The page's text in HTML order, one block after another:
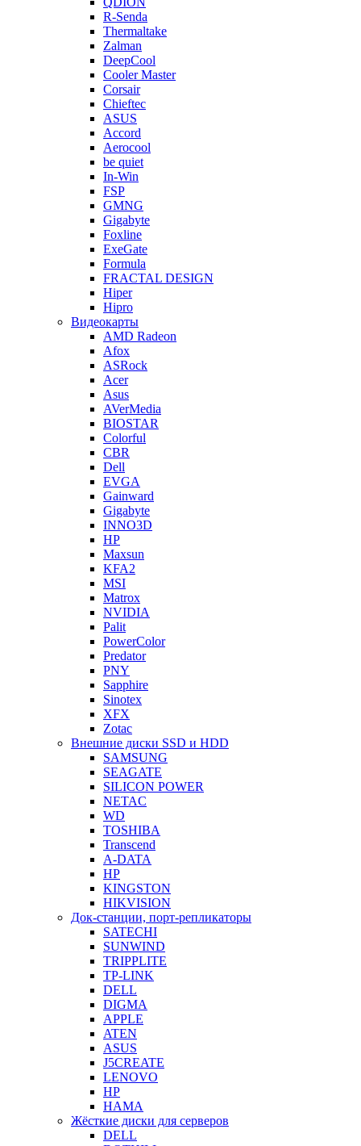
R-Senda
Thermaltake
Zalman
DeepCool
Cooler Master
Corsair
Chieftec
ASUS
Accord
Aerocool
be quiet
In-Win
FSP
GMNG
Gigabyte
Foxline
ExeGate
Formula
FRACTAL DESIGN
Hiper
Hipro
Видеокарты
AMD Radeon
Afox
ASRock
Acer
Asus
AVerMedia
BIOSTAR
Colorful
CBR
Dell
EVGA
Gainward
Gigabyte
INNO3D
HP
Maxsun
KFA2
MSI
Matrox
NVIDIA
Palit
PowerColor
Predator
PNY
Sapphire
Sinotex
XFX
Zotac
Внешние диски SSD и HDD
SAMSUNG
SEAGATE
SILICON POWER
NETAC
WD
TOSHIBA
Transcend
A-DATA
HP
KINGSTON
HIKVISION
Док-станции, порт-репликаторы
SATECHI
SUNWIND
TRIPPLITE
TP-LINK
DELL
DIGMA
APPLE
ATEN
ASUS
J5CREATE
LENOVO
HP
HAMA
Жёсткие диски для серверов
DELL